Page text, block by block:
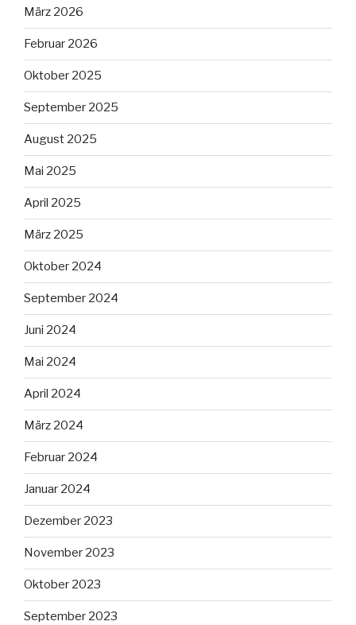
März 2026
Februar 2026
Oktober 2025
September 2025
August 2025
Mai 2025
April 2025
März 2025
Oktober 2024
September 2024
Juni 2024
Mai 2024
April 2024
März 2024
Februar 2024
Januar 2024
Dezember 2023
November 2023
Oktober 2023
September 2023